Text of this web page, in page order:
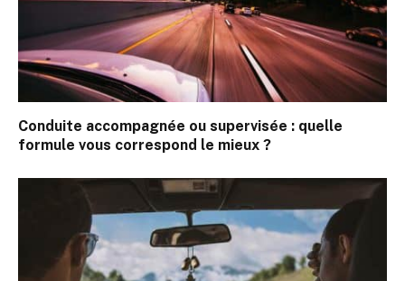
Conduite accompagnée ou supervisée : quelle
formule vous correspond le mieux ?